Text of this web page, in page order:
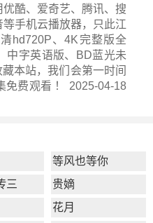
酷、爱奇艺、腾讯、搜
手机云播放器，只此江
hd720P、4K完整版全
中字英语版、BD蓝光未
本站，我们会第一时间
免费观看 ！ 2025-04-18
等风也等你
三
贵嫡
花月